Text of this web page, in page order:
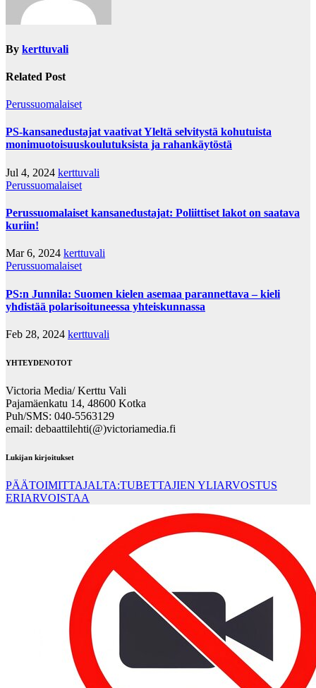
By kerttuvali
Related Post
Perussuomalaiset
PS-kansanedustajat vaativat Yleltä selvitystä kohutuista
monimuotoisuuskoulutuksista ja rahankäytöstä
Jul 4, 2024 kerttuvali
Perussuomalaiset
Perussuomalaiset kansanedustajat: Poliittiset lakot on saatava
kuriin!
Mar 6, 2024 kerttuvali
Perussuomalaiset
PS:n Junnila: Suomen kielen asemaa parannettava – kieli
yhdistää polarisoituneessa yhteiskunnassa
Feb 28, 2024 kerttuvali
YHTEYDENOTOT
Victoria Media/ Kerttu Vali
Pajamäenkatu 14, 48600 Kotka
Puh/SMS: 040-5563129
email: debaattilehti(@)victoriamedia.fi
Lukijan kirjoitukset
PÄÄTOIMITTAJALTA:TUBETTAJIEN YLIARVOSTUS
ERIARVOISTAA